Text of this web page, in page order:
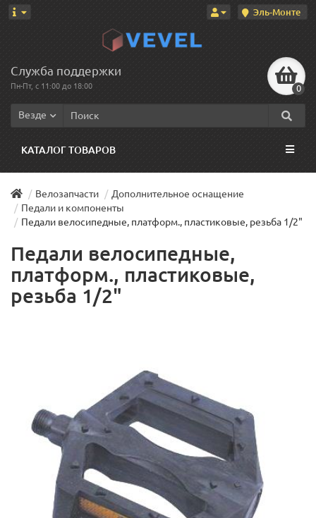
Эль-Монте
Служба поддержки
Пн-Пт, с 11:00 до 18:00 0
Везде
КАТАЛОГ ТОВАРОВ
Велозапчасти
Дополнительное оснащение
Педали и компоненты
Педали велосипедные, платформ., пластиковые, резьба 1/2"
Педали велосипедные,
платформ., пластиковые,
резьба 1/2"